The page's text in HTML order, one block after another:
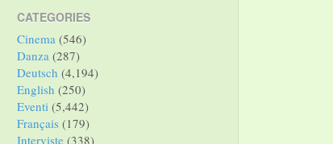
CATEGORIES
Cinema (546)
Danza (287)
Deutsch (4,194)
English (250)
Eventi (5,442)
Français (179)
Interviste (338)